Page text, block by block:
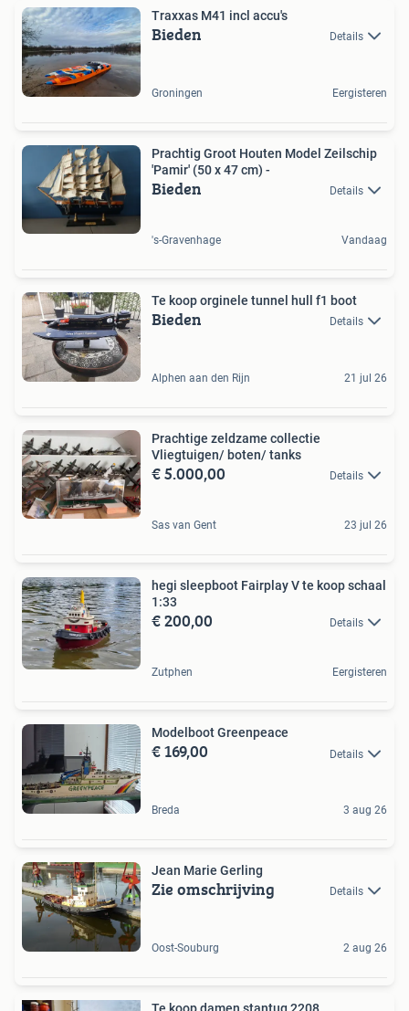
Traxxas M41 incl accu's
Bieden Details
Groningen Eergisteren
Prachtig Groot Houten Model Zeilschip
'Pamir' (50 x 47 cm) -
Bieden Details
's-Gravenhage Vandaag
Te koop orginele tunnel hull f1 boot
Bieden Details
Alphen aan den Rijn 21 jul 26
Prachtige zeldzame collectie
Vliegtuigen/ boten/ tanks
€ 5.000,00 Details
Sas van Gent 23 jul 26
hegi sleepboot Fairplay V te koop schaal
1:33
€ 200,00 Details
Zutphen Eergisteren
Modelboot Greenpeace
€ 169,00 Details
Breda 3 aug 26
Jean Marie Gerling
Zie omschrijving Details
Oost-Souburg 2 aug 26
Te koop damen stantug 2208